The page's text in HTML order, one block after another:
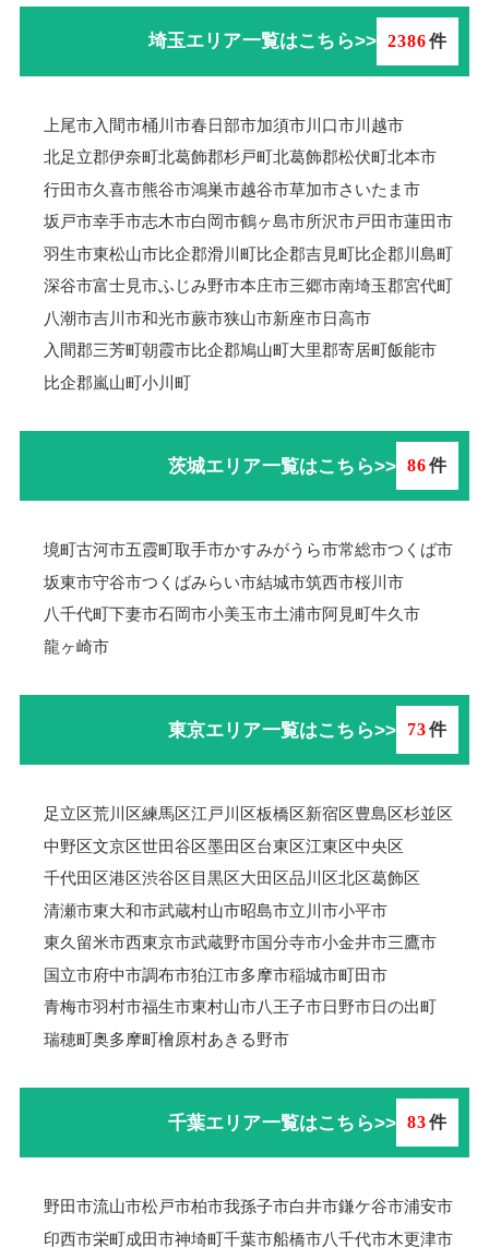
埼玉エリア一覧はこちら>> 2386件
上尾市入間市桶川市春日部市加須市川口市川越市
北足立郡伊奈町北葛飾郡杉戸町北葛飾郡松伏町北本市
行田市久喜市熊谷市鴻巣市越谷市草加市さいたま市
坂戸市幸手市志木市白岡市鶴ヶ島市所沢市戸田市蓮田市
羽生市東松山市比企郡滑川町比企郡吉見町比企郡川島町
深谷市富士見市ふじみ野市本庄市三郷市南埼玉郡宮代町
八潮市吉川市和光市蕨市狭山市新座市日高市
入間郡三芳町朝霞市比企郡鳩山町大里郡寄居町飯能市
比企郡嵐山町小川町
茨城エリア一覧はこちら>> 86件
境町古河市五霞町取手市かすみがうら市常総市つくば市
坂東市守谷市つくばみらい市結城市筑西市桜川市
八千代町下妻市石岡市小美玉市土浦市阿見町牛久市
龍ヶ崎市
東京エリア一覧はこちら>> 73件
足立区荒川区練馬区江戸川区板橋区新宿区豊島区杉並区
中野区文京区世田谷区墨田区台東区江東区中央区
千代田区港区渋谷区目黒区大田区品川区北区葛飾区
清瀬市東大和市武蔵村山市昭島市立川市小平市
東久留米市西東京市武蔵野市国分寺市小金井市三鷹市
国立市府中市調布市狛江市多摩市稲城市町田市
青梅市羽村市福生市東村山市八王子市日野市日の出町
瑞穂町奥多摩町檜原村あきる野市
千葉エリア一覧はこちら>> 83件
野田市流山市松戸市柏市我孫子市白井市鎌ケ谷市浦安市
印西市栄町成田市神埼町千葉市船橋市八千代市木更津市